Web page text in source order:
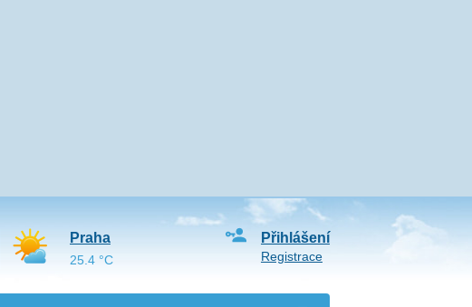
Přihlášení
Registrace
Praha
25.4 °C